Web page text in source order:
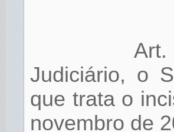
Art.
Judiciário, o
que trata o
novembro de